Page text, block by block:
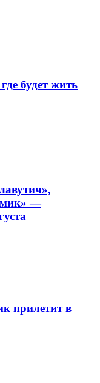
будет жить
—
прилетит в